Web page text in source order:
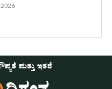
ಮತ್ತು ಇತರೆ